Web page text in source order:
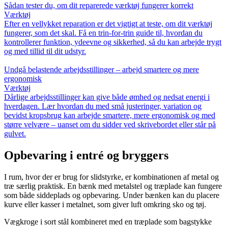
Sådan tester du, om dit reparerede værktøj fungerer korrekt
Værktøj
Efter en vellykket reparation er det vigtigt at teste, om dit værktøj
fungerer, som det skal. Få en trin-for-trin guide til, hvordan du
kontrollerer funktion, ydeevne og sikkerhed, så du kan arbejde trygt
og med tillid til dit udstyr.
Undgå belastende arbejdsstillinger – arbejd smartere og mere
ergonomisk
Værktøj
Dårlige arbejdsstillinger kan give både ømhed og nedsat energi i
hverdagen. Lær hvordan du med små justeringer, variation og
bevidst kropsbrug kan arbejde smartere, mere ergonomisk og med
større velvære – uanset om du sidder ved skrivebordet eller står på
gulvet.
Opbevaring i entré og bryggers
I rum, hvor der er brug for slidstyrke, er kombinationen af metal og
træ særlig praktisk. En bænk med metalstel og træplade kan fungere
som både siddeplads og opbevaring. Under bænken kan du placere
kurve eller kasser i metalnet, som giver luft omkring sko og tøj.
Vægkroge i sort stål kombineret med en træplade som bagstykke